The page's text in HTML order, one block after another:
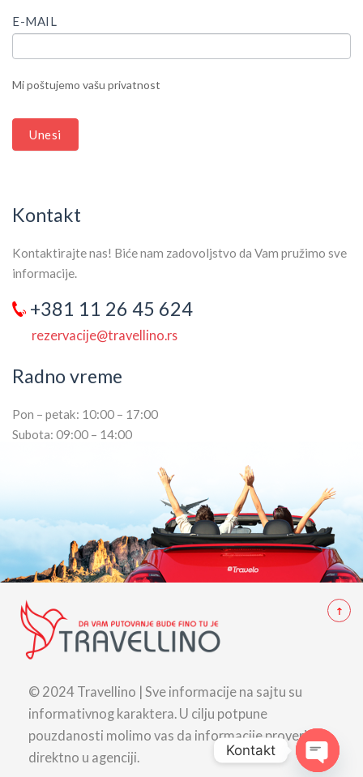
E-MAIL
Mi poštujemo vašu privatnost
Unesi
ARE
HUMAN,
FIELD
Kontakt
Kontaktirajte nas! Biće nam zadovoljstvo da Vam pružimo sve
informacije.
+381 11 26 45 624
rezervacije@travellino.rs
Radno vreme
Pon – petak: 10:00 – 17:00
Subota: 09:00 – 14:00
© 2024 Travellino | Sve informacije na sajtu su
informativnog karaktera. U cilju potpune
pouzdanosti molimo vas da informacije proverite
direktno u agenciji.
Kontakt